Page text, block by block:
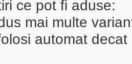
ce pot fi aduse:
mai multe
automat